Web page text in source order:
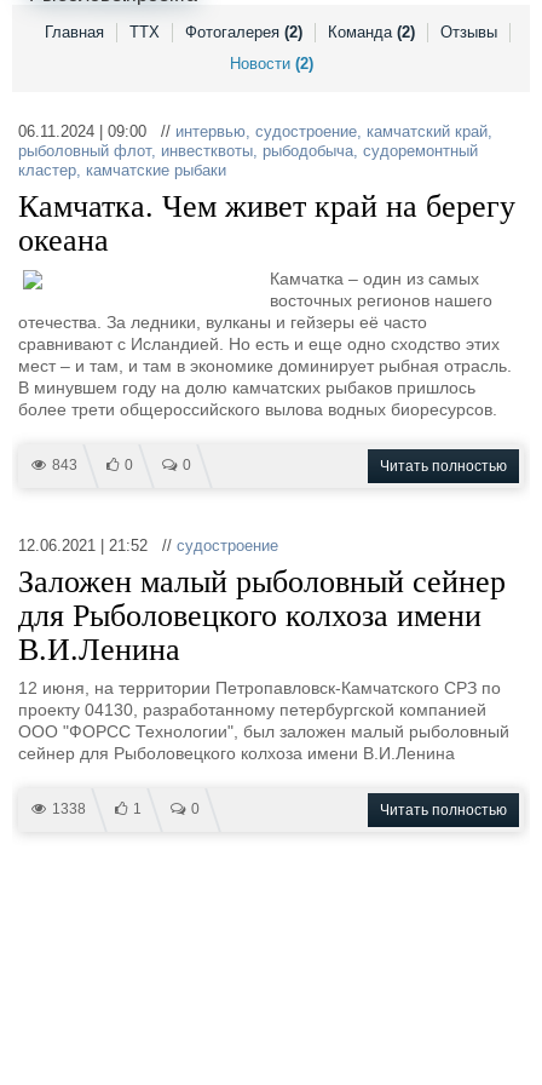
Выставки и семинары
Личности
Форум
Отзывы
Главная ТТХ Фотогалерея (2) Команда (2)
Отзывы
Новости (2)
06.11.2024 | 09:00 // интервью, судостроение, камчатский край,
рыболовный флот, инвестквоты, рыбодобыча, судоремонтный
кластер, камчатские рыбаки
Камчатка. Чем живет край на берегу
океана
Камчатка – один из самых
восточных регионов нашего
отечества. За ледники, вулканы и гейзеры её часто
сравнивают с Исландией. Но есть и еще одно сходство этих
мест – и там, и там в экономике доминирует рыбная отрасль.
В минувшем году на долю камчатских рыбаков пришлось
более трети общероссийского вылова водных биоресурсов.
843 0 0 Читать полностью
12.06.2021 | 21:52 // судостроение
Заложен малый рыболовный сейнер
для Рыболовецкого колхоза имени
В.И.Ленина
12 июня, на территории Петропавловск-Камчатского СРЗ по
проекту 04130, разработанному петербургской компанией
ООО "ФОРСС Технологии", был заложен малый рыболовный
сейнер для Рыболовецкого колхоза имени В.И.Ленина
1338 1 0 Читать полностью